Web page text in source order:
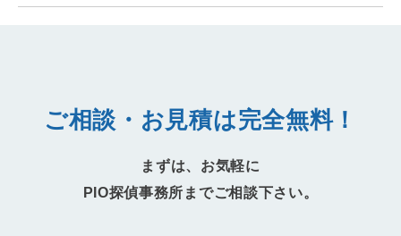
ご相談・お見積は完全無料！
まずは、お気軽に
PIO探偵事務所までご相談下さい。